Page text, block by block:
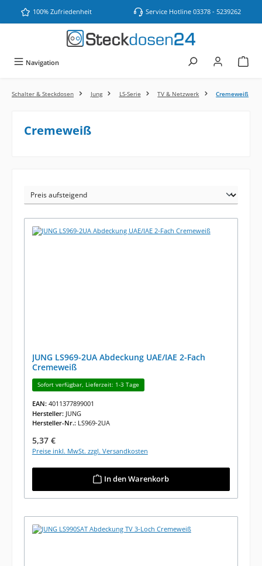
Zum Hauptinhalt springen
100% Zufriedenheit Service Hotline 03378 - 5239262
Navigation
Schalter & Steckdosen Jung LS-Serie TV & Netzwerk Cremeweiß
Cremeweiß
JUNG LS969-2UA Abdeckung UAE/IAE 2-Fach
Cremeweiß
Sofort verfügbar, Lieferzeit: 1-3 Tage
EAN: 4011377899001
Hersteller: JUNG
Hersteller-Nr.: LS969-2UA
Regulärer Preis:
5,37 €
Preise inkl. MwSt. zzgl. Versandkosten
In den Warenkorb